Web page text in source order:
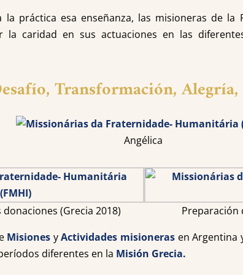
la práctica esa enseñanza, las misioneras de la
la caridad en sus actuaciones en las
Transformación,
Angélica
(Grecia 2018)
Preparación
Misiones yActividades misioneras en Argentina
diferentes en la Misión Grecia.